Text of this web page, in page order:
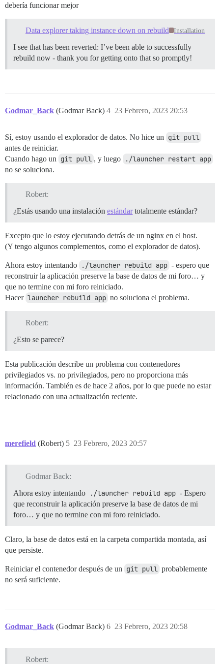
debería funcionar mejor
Data explorer taking instance down on rebuild Installation
I see that has been reverted: I’ve been able to successfully
rebuild now - thank you for getting onto that so promptly!
Godmar_Back (Godmar Back) 23 Febrero, 2023 20:53
4
Sí, estoy usando el explorador de datos. No hice un git pull
antes de reiniciar.
Cuando hago un git pull , y luego ./launcher restart app
no se soluciona.
Robert:
¿Estás usando una instalación estándartotalmente estándar?
Excepto que lo estoy ejecutando detrás de un nginx en el host.
(Y tengo algunos complementos, como el explorador de datos).
Ahora estoy intentando ./launcher rebuild app - espero que
reconstruir la aplicación preserve la base de datos de mi foro… y
que no termine con mi foro reiniciado.
Hacer launcher rebuild app no soluciona el problema.
Robert:
¿Esto se parece?
Esta publicación describe un problema con contenedores
privilegiados vs. no privilegiados, pero no proporciona más
información. También es de hace 2 años, por lo que puede no estar
relacionado con una actualización reciente.
merefield (Robert) 23 Febrero, 2023 20:57
5
Godmar Back:
Ahora estoy intentando
./launcher rebuild app - Espero
que reconstruir la aplicación preserve la base de datos de mi
foro… y que no termine con mi foro reiniciado.
Claro, la base de datos está en la carpeta compartida montada, así
que persiste.
Reiniciar el contenedor después de un git pull probablemente
no será suficiente.
Godmar_Back (Godmar Back) 23 Febrero, 2023 20:58
6
Robert: